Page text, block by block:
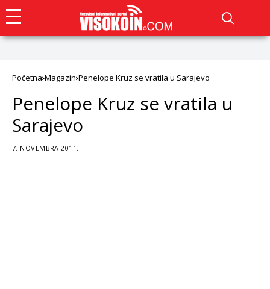
Početna Magazin Penelope Kruz se vratila u Sarajevo
Penelope Kruz se vratila u
Sarajevo
7. NOVEMBRA 2011.